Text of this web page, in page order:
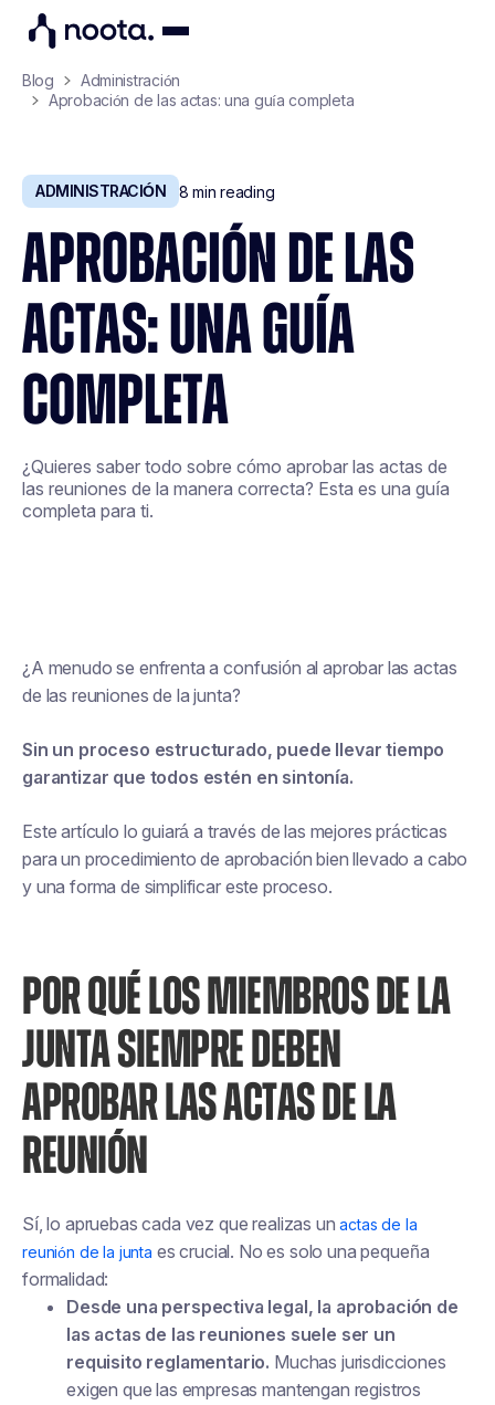
Blog
Administración
Aprobación de las actas: una guía completa
ADMINISTRACIÓN 8 min reading
APROBACIÓN DE LAS
ACTAS: UNA GUÍA
COMPLETA
¿Quieres saber todo sobre cómo aprobar las actas de
las reuniones de la manera correcta? Esta es una guía
completa para ti.
¿A menudo se enfrenta a confusión al aprobar las actas
de las reuniones de la junta?
Sin un proceso estructurado, puede llevar tiempo
garantizar que todos estén en sintonía.
Este artículo lo guiará a través de las mejores prácticas
para un procedimiento de aprobación bien llevado a cabo
y una forma de simplificar este proceso.
POR QUÉ LOS MIEMBROS DE LA
JUNTA SIEMPRE DEBEN
APROBAR LAS ACTAS DE LA
REUNIÓN
Sí, lo apruebas cada vez que realizas un actas de la
reunión de la junta es crucial. No es solo una pequeña
formalidad:
Desde una perspectiva legal, la aprobación de
las actas de las reuniones suele ser un
requisito reglamentario. Muchas jurisdicciones
exigen que las empresas mantengan registros